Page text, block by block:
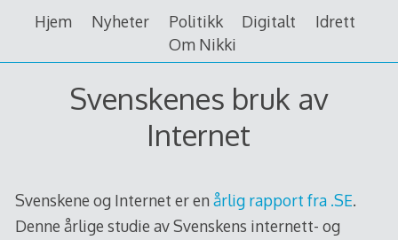
Hjem Nyheter Politikk Digitalt
Idrett
Om Nikki
Svenskenes bruk av
Internet
Svenskene og Internet er enårlig rapport fra .SE.
Denne årlige studie av Svenskens internett- og